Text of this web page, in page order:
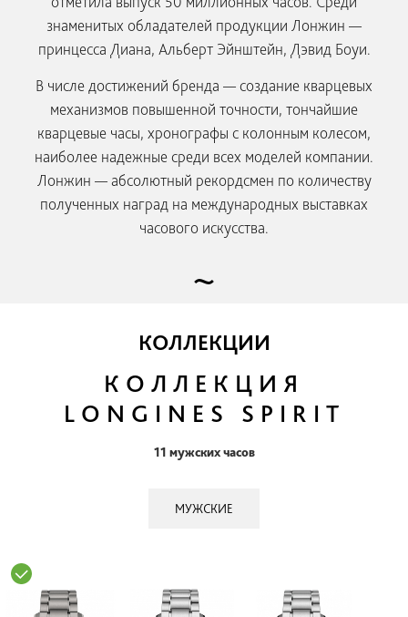
знаменитых обладателей продукции Лонжин —
принцесса Диана, Альберт Эйнштейн, Дэвид Боуи.
В числе достижений бренда — создание кварцевых
механизмов повышенной точности, тончайшие
кварцевые часы, хронографы с колонным колесом,
наиболее надежные среди всех моделей компании.
Лонжин — абсолютный рекордсмен по количеству
полученных наград на международных выставках
часового искусства.
КОЛЛЕКЦИИ
КОЛЛЕКЦИЯ
LONGINES SPIRIT
11 мужских часов
МУЖСКИЕ